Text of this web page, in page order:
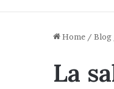
Home / Blog
La